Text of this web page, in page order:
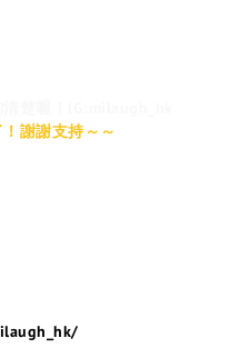
謝謝支持～～